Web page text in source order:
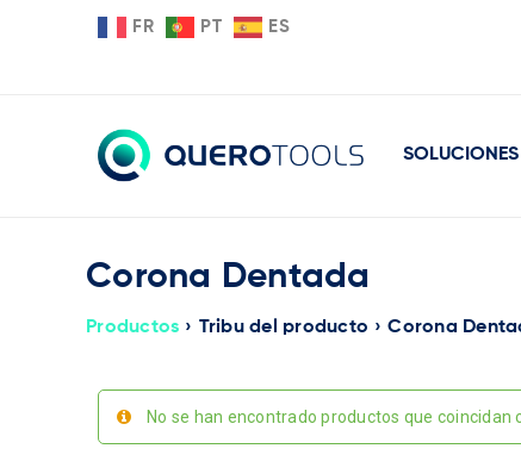
FR PT ES
SOLUCIONES
Corona Dentada
Productos › Tribu del producto › Corona
No se han encontrado productos que coincidan